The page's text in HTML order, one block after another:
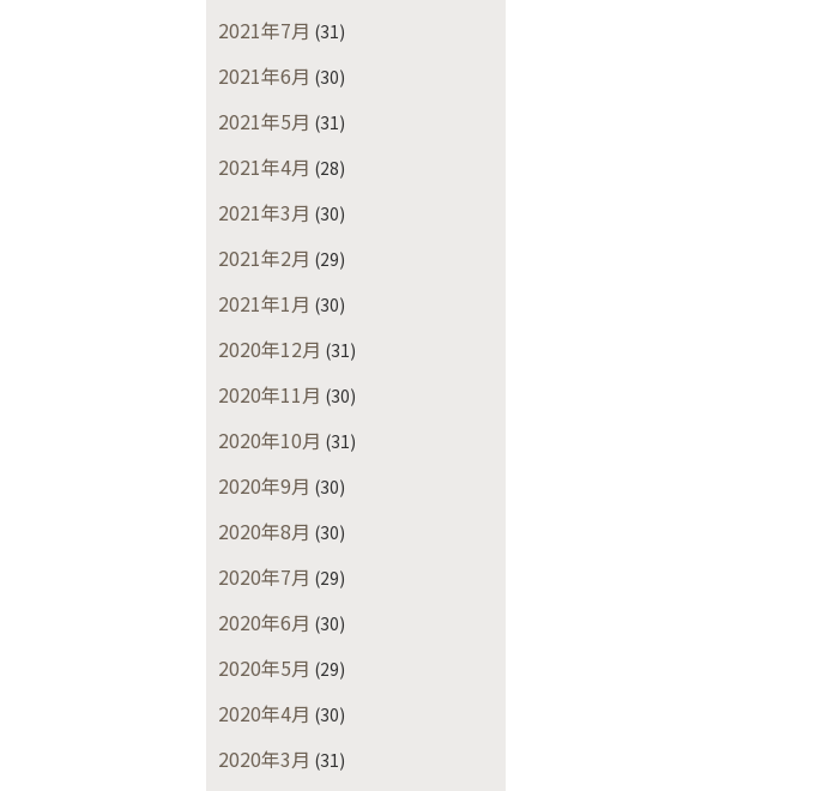
2021年7月 (31)
2021年6月 (30)
2021年5月 (31)
2021年4月 (28)
2021年3月 (30)
2021年2月 (29)
2021年1月 (30)
2020年12月 (31)
2020年11月 (30)
2020年10月 (31)
2020年9月 (30)
2020年8月 (30)
2020年7月 (29)
2020年6月 (30)
2020年5月 (29)
2020年4月 (30)
2020年3月 (31)